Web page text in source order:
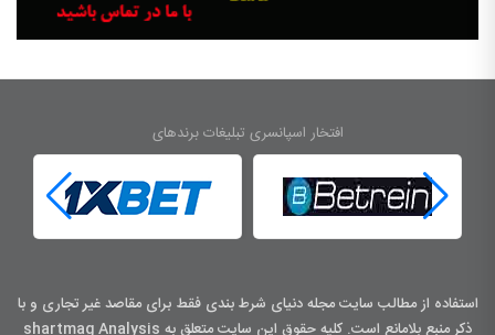
افتخار اسپانسری تبلیغات برندهای
استفاده از مطالب سایت مجله دنیای شرط بندی فقط برای مقاصد غیر تجاری و با
ذکر منبع بلامانع است. کليه حقوق اين سايت متعلق به shartmag Analysis